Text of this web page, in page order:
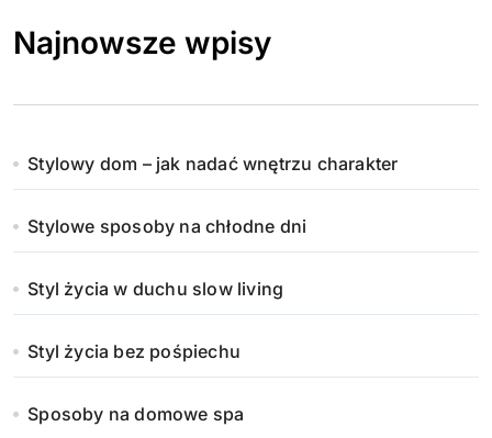
Najnowsze wpisy
Stylowy dom – jak nadać wnętrzu charakter
Stylowe sposoby na chłodne dni
Styl życia w duchu slow living
Styl życia bez pośpiechu
Sposoby na domowe spa